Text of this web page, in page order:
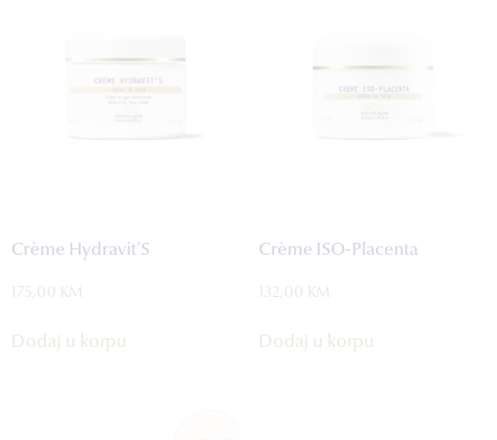
Crème Hydravit’S
175,00 KM
Dodaj u korpu
Crème ISO-Placenta
132,00 KM
Dodaj u korpu